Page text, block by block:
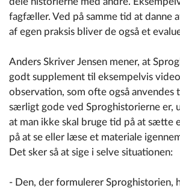
fagfæller. Ved på samme tid at danne
af egen praksis bliver de også et
Anders Skriver Jensen mener, at
godt supplement til eksempelvis
observation, som ofte også anvendes
særligt gode ved Sproghistorierne er,
at man ikke skal bruge tid på at sætte
på at se eller læse et materiale
Det sker så at sige i selve situationen:
- Den, der formulerer Sproghistorien,